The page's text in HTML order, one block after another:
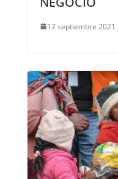
17 septiembre 2021